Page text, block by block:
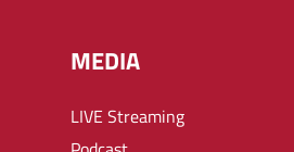
MEDIA
LIVE Streaming